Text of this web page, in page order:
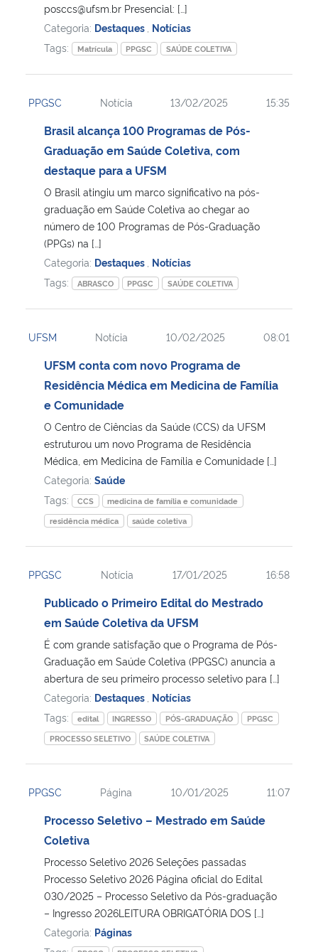
posccs@ufsm.br Presencial: […]
Categoria: Destaques Notícias
Tags:
Matrícula PPGSC SAÚDE COLETIVA
PPGSC Notícia 13/02/2025 15:35
Brasil alcança 100 Programas de Pós-
Graduação em Saúde Coletiva, com
destaque para a UFSM
O Brasil atingiu um marco significativo na pós-
graduação em Saúde Coletiva ao chegar ao
número de 100 Programas de Pós-Graduação
(PPGs) na […]
Categoria: Destaques Notícias
Tags:
ABRASCO PPGSC SAÚDE COLETIVA
UFSM Notícia 10/02/2025 08:01
UFSM conta com novo Programa de
Residência Médica em Medicina de Família
e Comunidade
O Centro de Ciências da Saúde (CCS) da UFSM
estruturou um novo Programa de Residência
Médica, em Medicina de Família e Comunidade […]
Categoria: Saúde
Tags:
CCS
medicina de família e comunidade
residência médica
saúde coletiva
PPGSC Notícia 17/01/2025 16:58
Publicado o Primeiro Edital do Mestrado
em Saúde Coletiva da UFSM
É com grande satisfação que o Programa de Pós-
Graduação em Saúde Coletiva (PPGSC) anuncia a
abertura de seu primeiro processo seletivo para […]
Categoria: Destaques Notícias
Tags:
edital INGRESSO PÓS-GRADUAÇÃO
PPGSC
PROCESSO SELETIVO
SAÚDE COLETIVA
PPGSC Página 10/01/2025 11:07
Processo Seletivo – Mestrado em Saúde
Coletiva
Processo Seletivo 2026 Seleções passadas
Processo Seletivo 2026 Página oficial do Edital
030/2025 – Processo Seletivo da Pós-graduação
– Ingresso 2026LEITURA OBRIGATÓRIA DOS […]
Categoria: Páginas